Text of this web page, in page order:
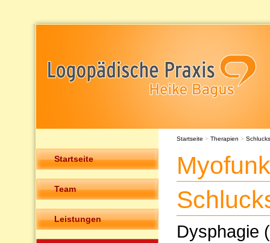
Startseite
Team
Leistungen
Startseite > Therapien >
Dysphagie